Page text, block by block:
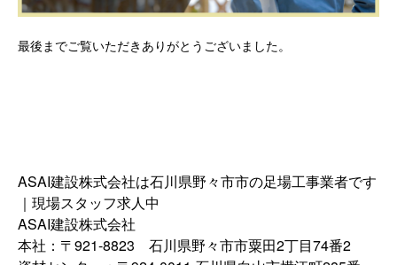
最後までご覧いただきありがとうございました。
ASAI建設株式会社は石川県野々市市の足場工事業者です
｜現場スタッフ求人中
ASAI建設株式会社
本社：〒921-8823 石川県野々市市粟田2丁目74番2